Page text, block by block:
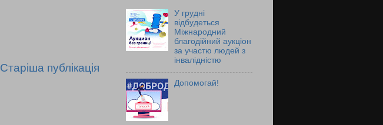
Старіша публікація
У грудні
відбудеться
Міжнародний
благодійний аукціон
за участю людей з
інвалідністю
Допомогай!